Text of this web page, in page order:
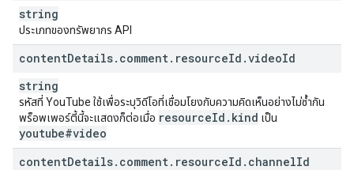
string
ประเภทของทรัพยากร API
contentDetails. comment. resourceId .videoId
string
รหัสที่ YouTube ใช้เพื่อระบุวิดีโอที่เชื่อมโยงกับความคิดเห็นอย่างไม่ซ้ำกัน
พร็อพเพอร์ตี้นี้จะแสดงก็ต่อเมื่อ resourceId . kind เป็น
youtube#video
contentDetails. comment. resourceId . channelId